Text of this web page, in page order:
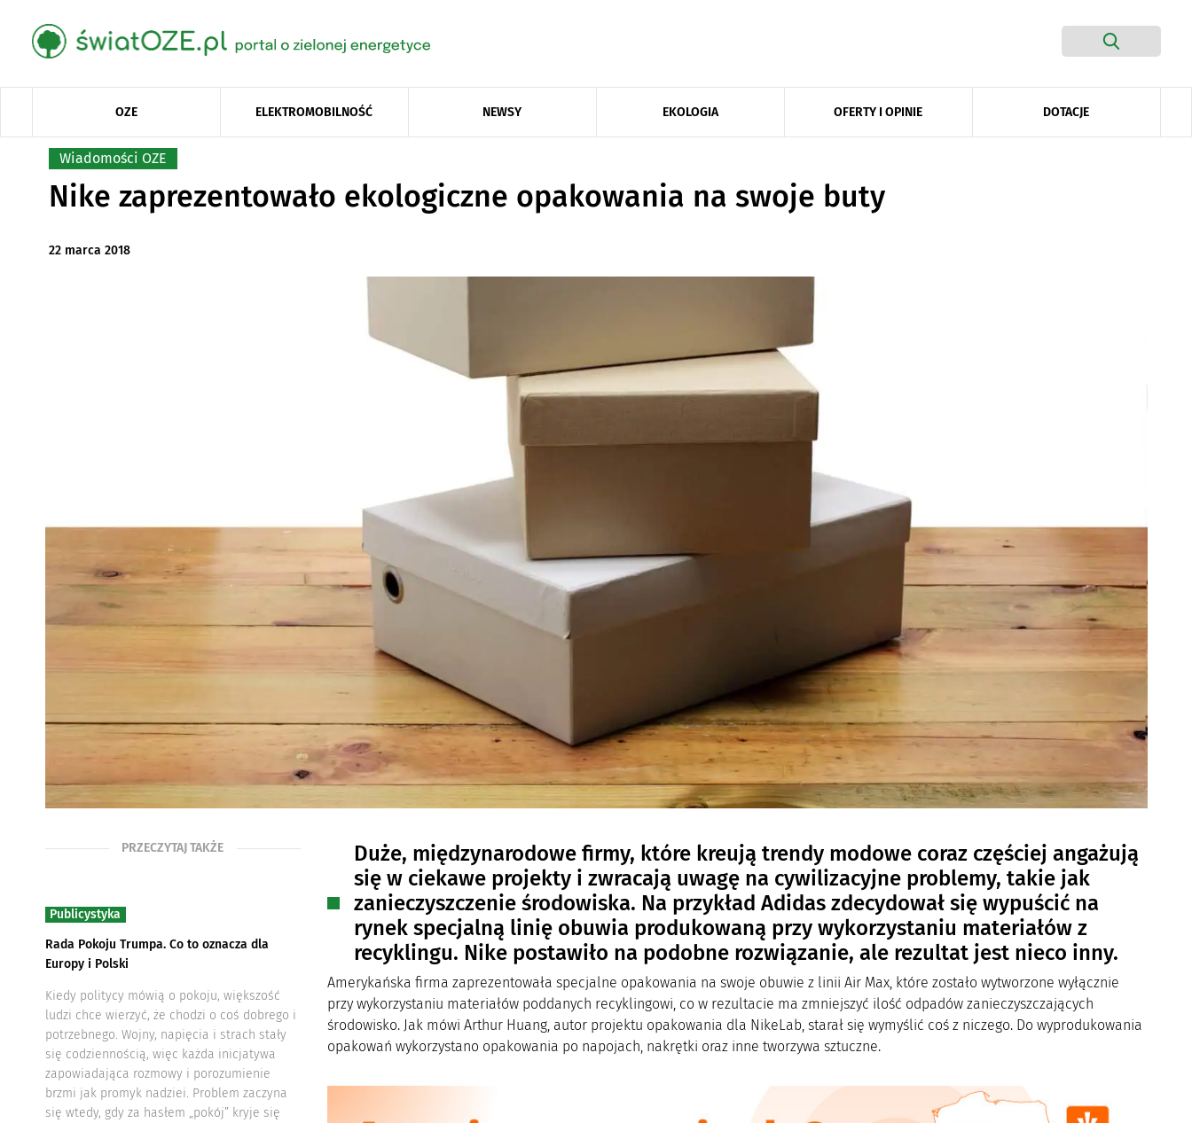
OZE ELEKTROMOBILNOŚĆ NEWSY EKOLOGIA OFERTY I OPINIE DOTACJE
Wiadomości OZE
Nike zaprezentowało ekologiczne opakowania na swoje buty
22 marca 2018
PRZECZYTAJ TAKŻE
Publicystyka
Rada Pokoju Trumpa. Co to oznacza dla
Europy i Polski
Kiedy politycy mówią o pokoju, większość
ludzi chce wierzyć, że chodzi o coś dobrego i
potrzebnego. Wojny, napięcia i strach stały
się codziennością, więc każda inicjatywa
zapowiadająca rozmowy i porozumienie
brzmi jak promyk nadziei. Problem zaczyna
się wtedy, gdy za hasłem „pokój” kryje się
Duże, międzynarodowe firmy, które kreują trendy modowe coraz częściej angażują
się w ciekawe projekty i zwracają uwagę na cywilizacyjne problemy, takie jak
zanieczyszczenie środowiska. Na przykład Adidas zdecydował się wypuścić na
rynek specjalną linię obuwia produkowaną przy wykorzystaniu materiałów z
recyklingu. Nike postawiło na podobne rozwiązanie, ale rezultat jest nieco inny.
Amerykańska firma zaprezentowała specjalne opakowania na swoje obuwie z linii Air Max, które zostało wytworzone wyłącznie
przy wykorzystaniu materiałów poddanych recyklingowi, co w rezultacie ma zmniejszyć ilość odpadów zanieczyszczających
środowisko. Jak mówi Arthur Huang, autor projektu opakowania dla NikeLab, starał się wymyślić coś z niczego. Do wyprodukowania
opakowań wykorzystano opakowania po napojach, nakrętki oraz inne tworzywa sztuczne.